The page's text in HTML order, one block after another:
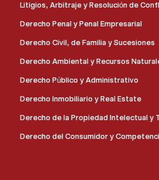
Litigios, Arbitraje y Resolución de
Derecho Penal y Penal Empresarial
Derecho Civil, de Familia y Sucesiones
Derecho Ambiental y Recursos
Derecho Público y Administrativo
Derecho Inmobiliario y Real Estate
Derecho de la Propiedad Intelectual y
Derecho del Consumidor y